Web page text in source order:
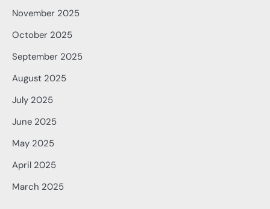
November 2025
October 2025
September 2025
August 2025
July 2025
June 2025
May 2025
April 2025
March 2025